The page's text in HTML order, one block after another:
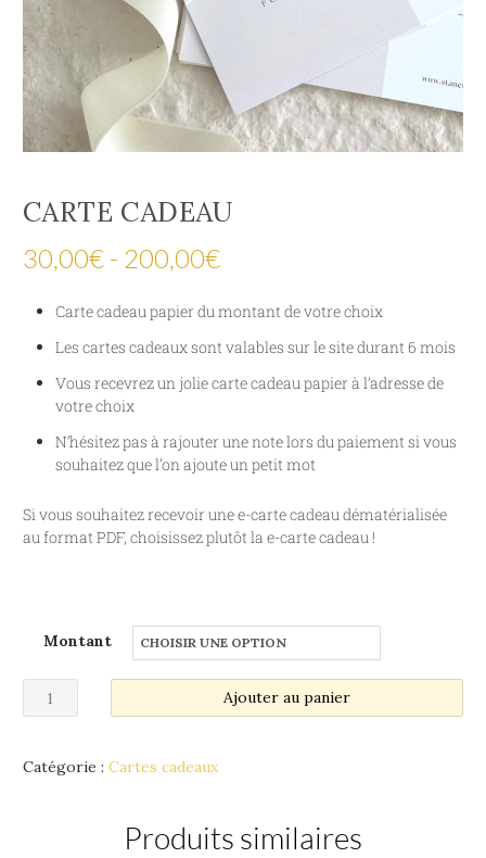
CARTE CADEAU
30,00€ - 200,00€
Carte cadeau papier du montant de votre choix
Les cartes cadeaux sont valables sur le site durant 6 mois
Vous recevrez un jolie carte cadeau papier à l’adresse de
votre choix
N’hésitez pas à rajouter une note lors du paiement si vous
souhaitez que l’on ajoute un petit mot
Si vous souhaitez recevoir une e-carte cadeau dématérialisée
au format PDF, choisissez plutôt la e-carte cadeau !
Montant
Ajouter au panier
Catégorie : Cartes cadeaux
Produits similaires